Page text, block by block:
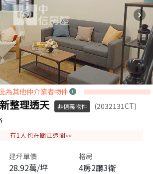
此為其他仲介業者物件
整理透天 非信義物件
(2032131CT)
有1 人也在關注這間👀
建坪單價
28.92萬/坪
格局
4房2廳3衛